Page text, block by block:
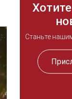
Станьте